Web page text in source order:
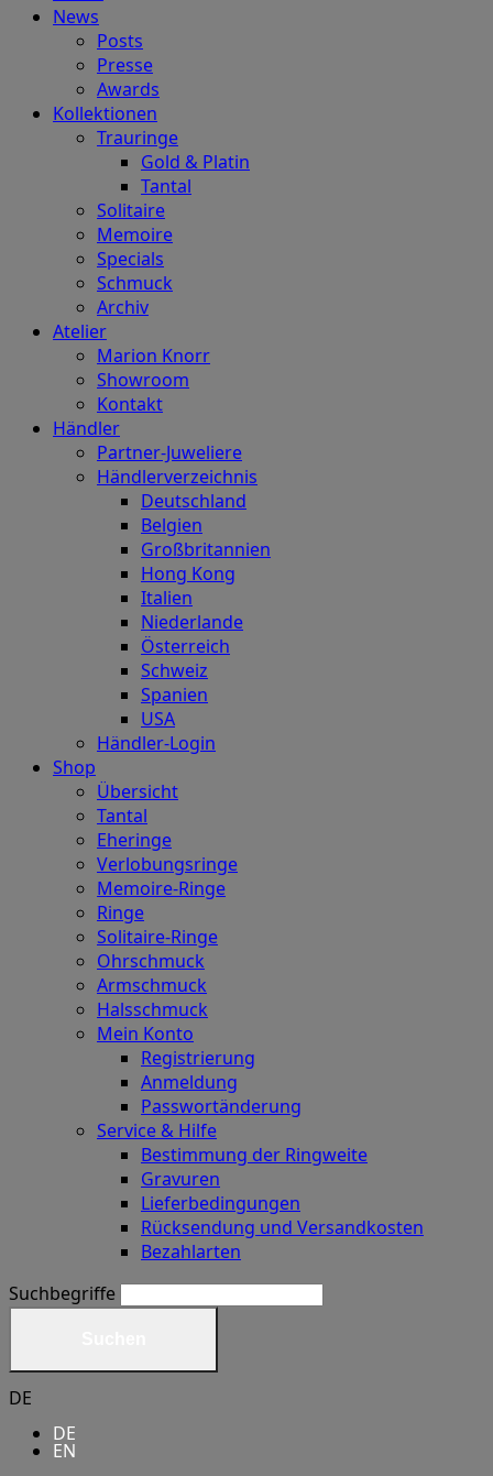
News
Posts
Presse
Awards
Kollektionen
Trauringe
Gold & Platin
Tantal
Solitaire
Memoire
Specials
Schmuck
Archiv
Atelier
Marion Knorr
Showroom
Kontakt
Händler
Partner-Juweliere
Händlerverzeichnis
Deutschland
Belgien
Großbritannien
Hong Kong
Italien
Niederlande
Österreich
Schweiz
Spanien
USA
Händler-Login
Shop
Übersicht
Tantal
Eheringe
Verlobungsringe
Memoire-Ringe
Ringe
Solitaire-Ringe
Ohrschmuck
Armschmuck
Halsschmuck
Mein Konto
Registrierung
Anmeldung
Passwortänderung
Service & Hilfe
Bestimmung der Ringweite
Gravuren
Lieferbedingungen
Rücksendung und Versandkosten
Bezahlarten
Suchbegriffe
DE
DE
EN